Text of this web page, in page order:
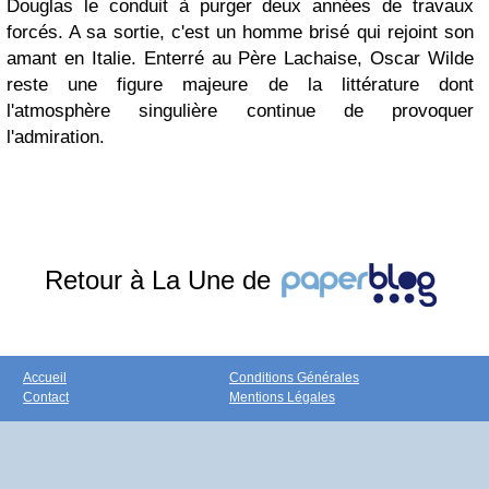
Douglas le conduit à purger deux années de travaux
forcés. A sa sortie, c'est un homme brisé qui rejoint son
amant en Italie. Enterré au Père Lachaise, Oscar Wilde
reste une figure majeure de la littérature dont
l'atmosphère singulière continue de provoquer
l'admiration.
Retour à La Une de
Accueil
Contact
Conditions Générales
Mentions Légales